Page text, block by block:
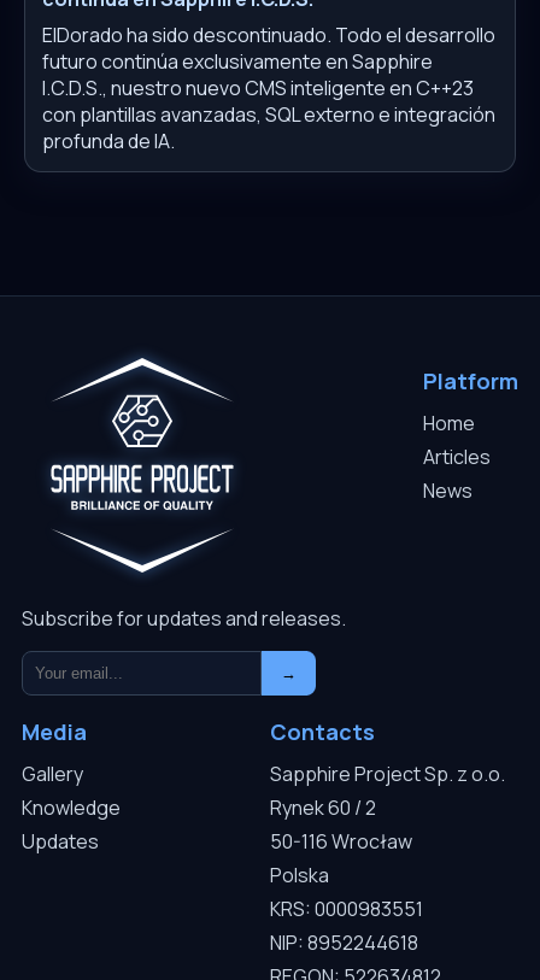
ElDorado ha sido descontinuado. Todo el desarrollo
futuro continúa exclusivamente en Sapphire
I.C.D.S., nuestro nuevo CMS inteligente en C++23
con plantillas avanzadas, SQL externo e integración
profunda de IA.
Subscribe for updates and releases.
→
Platform
Home
Articles
News
Media
Gallery
Knowledge
Updates
Contacts
Sapphire Project Sp. z o.o.
Rynek 60 / 2
50-116 Wrocław
Polska
KRS: 0000983551
NIP: 8952244618